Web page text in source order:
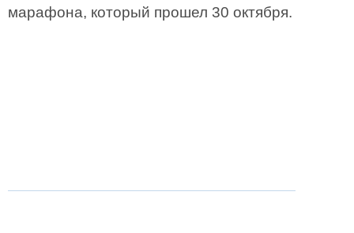
марафона, который прошел 30 октября.